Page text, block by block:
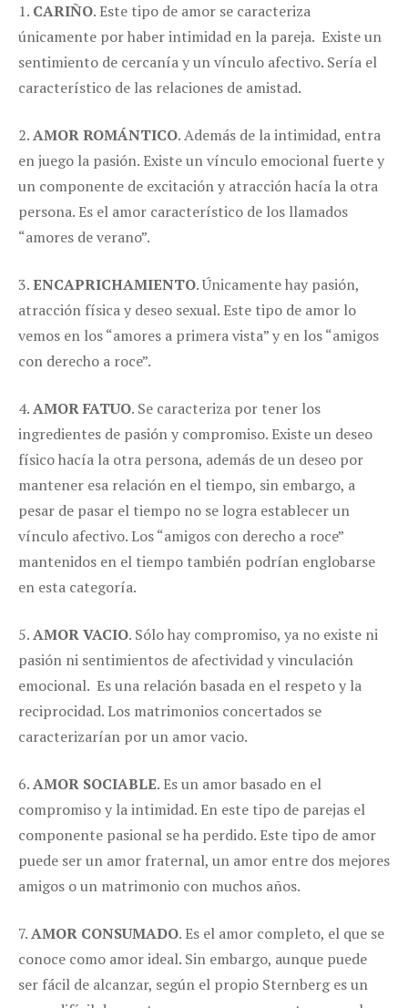
1. CARIÑO. Este tipo de amor se caracteriza
únicamente por haber intimidad en la pareja. Existe un
sentimiento de cercanía y un vínculo afectivo. Sería el
característico de las relaciones de amistad.
2.AMOR ROMÁNTICO. Además de la intimidad, entra
en juego la pasión. Existe un vínculo emocional fuerte y
un componente de excitación y atracción hacía la otra
persona. Es el amor característico de los llamados
“amores de verano”.
3.ENCAPRICHAMIENTO. Únicamente hay pasión,
atracción física y deseo sexual. Este tipo de amor lo
vemos en los “amores a primera vista” y en los “amigos
con derecho a roce”.
4.AMOR FATUO. Se caracteriza por tener los
ingredientes de pasión y compromiso. Existe un deseo
físico hacía la otra persona, además de un deseo por
mantener esa relación en el tiempo, sin embargo, a
pesar de pasar el tiempo no se logra establecer un
vínculo afectivo. Los “amigos con derecho a roce”
mantenidos en el tiempo también podrían englobarse
en esta categoría.
5.AMOR VACIO. Sólo hay compromiso, ya no existe ni
pasión ni sentimientos de afectividad y vinculación
emocional. Es una relación basada en el respeto y la
reciprocidad. Los matrimonios concertados se
caracterizarían por un amor vacio.
6.AMOR SOCIABLE. Es un amor basado en el
compromiso y la intimidad. En este tipo de parejas el
componente pasional se ha perdido. Este tipo de amor
puede ser un amor fraternal, un amor entre dos mejores
amigos o un matrimonio con muchos años.
7.AMOR CONSUMADO. Es el amor completo, el que se
conoce como amor ideal. Sin embargo, aunque puede
ser fácil de alcanzar, según el propio Sternberg es un